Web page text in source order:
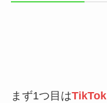
まず1つ目は